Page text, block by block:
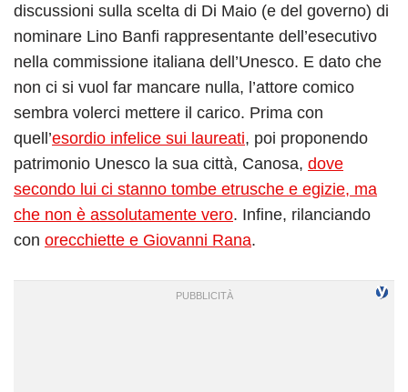
discussioni sulla scelta di Di Maio (e del governo) di
nominare Lino Banfi rappresentante dell’esecutivo
nella commissione italiana dell’Unesco. E dato che
non ci si vuol far mancare nulla, l’attore comico
sembra volerci mettere il carico. Prima con
quell’esordio infelice sui laureati, poi proponendo
patrimonio Unesco la sua città, Canosa, dove
secondo lui ci stanno tombe etrusche e egizie, ma
che non è assolutamente vero. Infine, rilanciando
con orecchiette e Giovanni Rana.